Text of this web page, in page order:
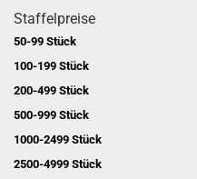
Staffelpreise
50-99 Stück
100-199 Stück
200-499 Stück
500-999 Stück
1000-2499 Stück
2500-4999 Stück